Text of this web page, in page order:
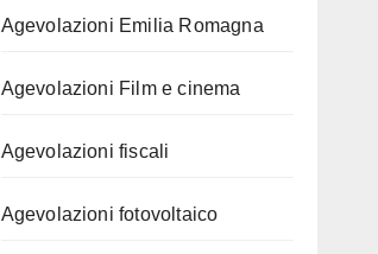
Agevolazioni Emilia Romagna
Agevolazioni Film e cinema
Agevolazioni fiscali
Agevolazioni fotovoltaico